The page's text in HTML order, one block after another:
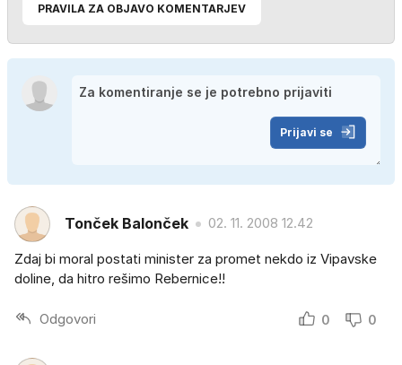
PRAVILA ZA OBJAVO KOMENTARJEV
Prijavi se
Tonček Balonček 02. 11. 2008 12.42
Zdaj bi moral postati minister za promet nekdo iz Vipavske
doline, da hitro rešimo Rebernice!!
Odgovori 0 0